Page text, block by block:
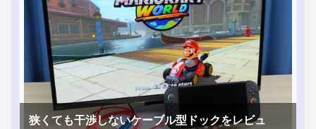
狭くても干渉しないケーブル型ドックをレビュ